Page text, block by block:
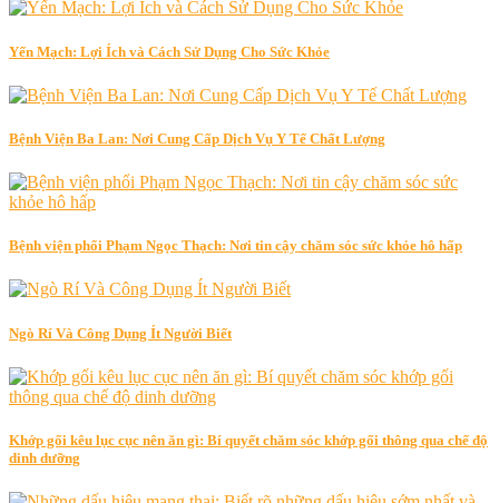
Yến Mạch: Lợi Ích và Cách Sử Dụng Cho Sức Khỏe
Bệnh Viện Ba Lan: Nơi Cung Cấp Dịch Vụ Y Tế Chất Lượng
Bệnh viện phổi Phạm Ngọc Thạch: Nơi tin cậy chăm sóc sức khỏe hô hấp
Ngò Rí Và Công Dụng Ít Người Biết
Khớp gối kêu lục cục nên ăn gì: Bí quyết chăm sóc khớp gối thông qua chế độ
dinh dưỡng